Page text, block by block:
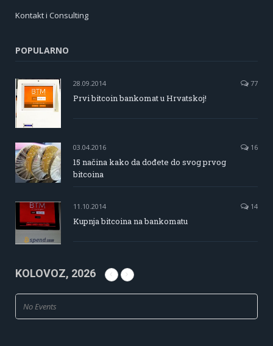
Kontakt i Consulting
POPULARNO
28.09.2014 77
Prvi bitcoin bankomat u Hrvatskoj!
03.04.2016 16
15 načina kako da dođete do svog prvog
bitcoina
11.10.2014 14
Kupnja bitcoina na bankomatu
KOLOVOZ, 2026
No Events